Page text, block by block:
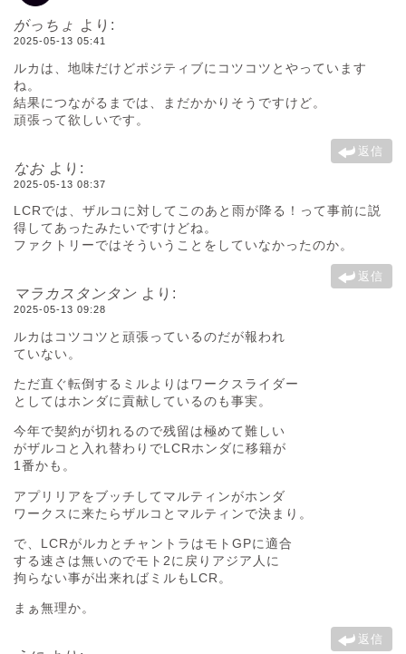
がっちょ より:
2025-05-13 05:41
ルカは、地味だけどポジティブにコツコツとやっています
ね。
結果につながるまでは、まだかかりそうですけど。
頑張って欲しいです。
返信
なお より:
2025-05-13 08:37
LCRでは、ザルコに対してこのあと雨が降る！って事前に説
得してあったみたいですけどね。
ファクトリーではそういうことをしていなかったのか。
返信
マラカスタンタン より:
2025-05-13 09:28
ルカはコツコツと頑張っているのだが報われ
ていない。
ただ直ぐ転倒するミルよりはワークスライダー
としてはホンダに貢献しているのも事実。
今年で契約が切れるので残留は極めて難しい
がザルコと入れ替わりでLCRホンダに移籍が
1番かも。
アプリリアをブッチしてマルティンがホンダ
ワークスに来たらザルコとマルティンで決まり。
で、LCRがルカとチャントラはモトGPに適合
する速さは無いのでモト2に戻りアジア人に
拘らない事が出来ればミルもLCR。
まぁ無理か。
返信